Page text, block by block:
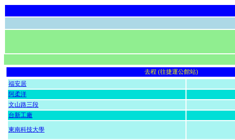
去程 (往捷運公館站)
福安居
阿柔洋
文山路三段
台新工廠
東南科技大學